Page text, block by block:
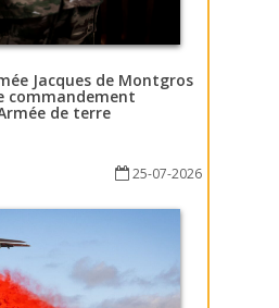
Jacques de Montgros
commandement
de terre
25-07-2026